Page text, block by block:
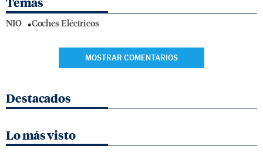
Temas
NIO Coches Eléctricos
MOSTRAR COMENTARIOS
Destacados
Lo más visto